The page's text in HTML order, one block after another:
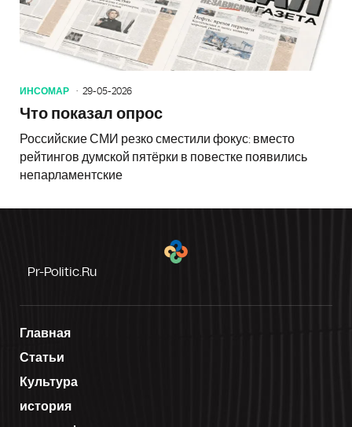
ИНСОМАР 29-05-2026
Что показал опрос
Российские СМИ резко сместили фокус: вместо
рейтингов думской пятёрки в повестке появились
непарламентские
Pr-Politic.ru
Главная
Статьи
Культура
история